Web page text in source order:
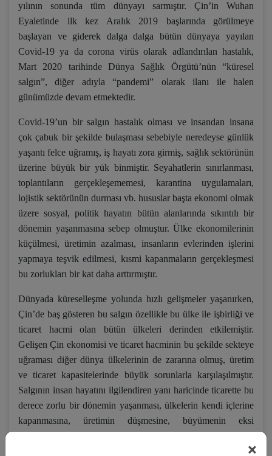
×
yılının sonunda tüm dünyayı sarmıştır. Çin’in Wuhan
Eyaletinde ilk kez Aralık 2019 başlarında görülmeye
başlayan ve giderek dalga dalga bütün dünyaya yayılan
Covid-19 ya da corona virüs olarak adlandırılan hastalık,
Mart 2020 tarihinde Dünya Sağlık Örgütü’nün “küresel
salgın”, diğer adıyla “pandemi” olarak ilanı ile halen
günümüzde devam etmektedir.
Covid-19’un bir salgın hastalık olması ve insandan insana
çok çabuk bir şekilde bulaşması sebebiyle neredeyse günlük
yaşantı felce uğramış, iş hayatı zora girmiş, sağlık sektörünün
üzerine büyük bir yük binmiştir. Seyahatlerin sınırlanması,
toplantıların gerçekleşememesi, karantina uygulamaları,
lojistik sektörünün durması vb. hususlar başta ekonomi olmak
üzere sosyal, politik hayatın bütün alanlarında sıkıntılı bir
dönemin yaşanmasına sebep olmuştur. Ülke ekonomilerinin
küçülmesi, üretimin azalması, insanların evlerinden işlerini
yapmaya teşvik edilmesi, kısmi kapanmaların gerçekleşmesi
bu zorlukları bir kat daha arttırmıştır.
Dünyada küreselleşme yolunda hızlı gelişmeler yaşanırken,
Çin’de baş gösteren bu salgın özellikle bu ülke ile işbirliği ve
ticaret hacmi olan bütün ülkeleri derinden etkilemiştir.
Gelişen Çin ekonomisi ve ticaret hacminin bu şekilde sekteye
uğraması diğer dünya ülkelerinin de zararına olmuş, üretim
ve ticaret kapasitelerinde büyük sorunlarla karşılaşılmıştır.
Salgının insan hayatını ilgilendiren yanı haricinde ticarette bu
derece zorlu bir dönemin yaşanması, ülkelerin kendi içlerine
kapanmasına, üretimin düşmesine, büyümenin eksi